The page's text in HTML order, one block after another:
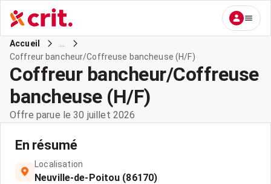
Accueil
Coffreur bancheur/Coffreuse bancheuse (H/F)
Coffreur bancheur/Coffreuse
bancheuse (H/F)
Offre parue le 30 juillet 2026
En résumé
Localisation
Neuville-de-Poitou (86170)